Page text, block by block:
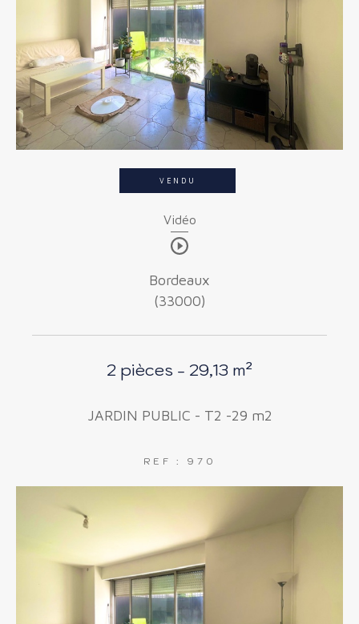
VENDU
Vidéo
Bordeaux
(33000)
2 pièces - 29,13 m²
JARDIN PUBLIC - T2 -29 m2
REF : 970
Budget
Surface
Surface
Pièces
AFFINER LES CRITÈRES
PISCINE
FILTRER PAR
COUPS DE COEUR